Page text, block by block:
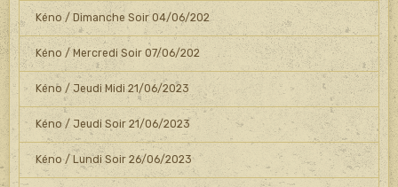
Kéno / Dimanche Soir 04/06/202
Kéno / Mercredi Soir 07/06/202
Kéno / Jeudi Midi 21/06/2023
Kéno / Jeudi Soir 21/06/2023
Kéno / Lundi Soir 26/06/2023